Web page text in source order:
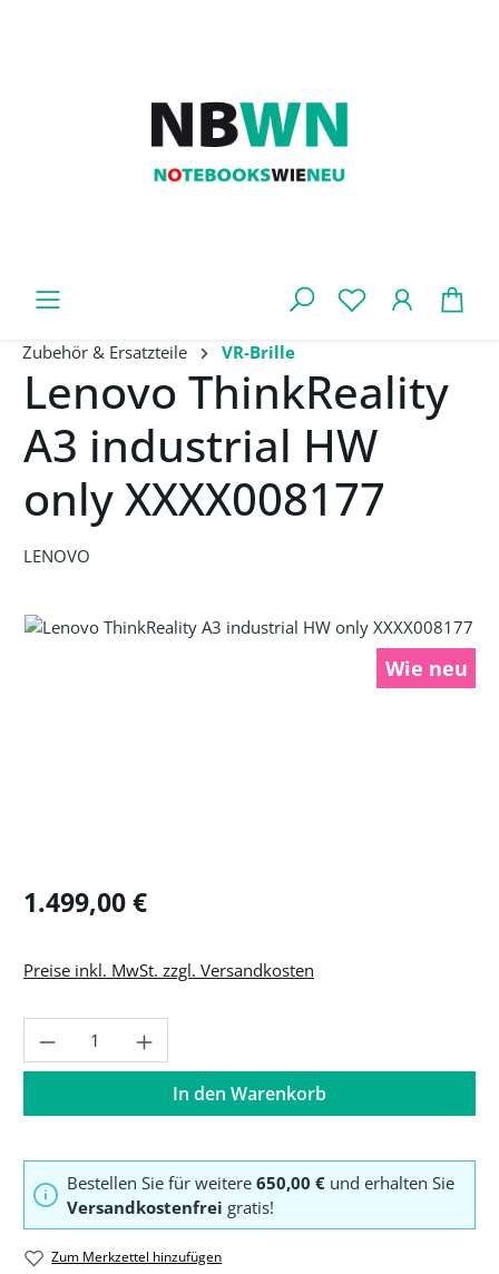
Zubehör & Ersatzteile VR-Brille
Lenovo ThinkReality
A3 industrial HW
only XXXX008177
LENOVO
Bildergalerie überspringen
Wie neu
Regulärer Preis:
1.499,00 €
Preise inkl. MwSt. zzgl. Versandkosten
Produkt Anzahl: Gib den gewünschten
In den Warenkorb
Bestellen Sie für weitere 650,00 € und erhalten Sie
Versandkostenfrei gratis!
Zum Merkzettel hinzufügen